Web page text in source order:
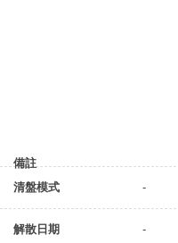
備註
清盤模式
-
解散日期 -